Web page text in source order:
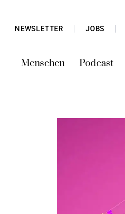
NEWSLETTER JOBS
Menschen Podcast